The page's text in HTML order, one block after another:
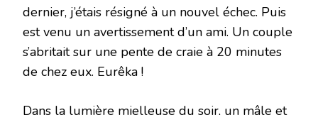
dernier, j’étais résigné à un nouvel échec. Puis
est venu un avertissement d’un ami. Un couple
s’abritait sur une pente de craie à 20 minutes
de chez eux. Eurêka !
Dans la lumière mielleuse du soir, un mâle et